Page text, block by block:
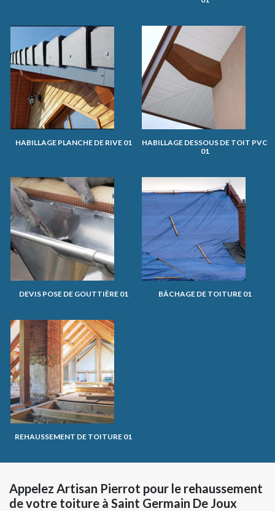
HABILLAGE PLANCHE DE RIVE 01
HABILLAGE DESSOUS DE TOIT PVC
01
DEVIS POSE DE GOUTTIÈRE 01 BÂCHAGE DE TOITURE 01
REHAUSSEMENT DE TOITURE 01
Appelez Artisan Pierrot pour le rehaussement
de votre toiture à Saint Germain De Joux